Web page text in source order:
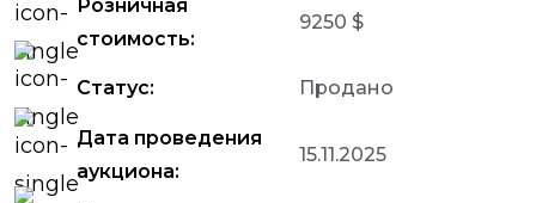
Розничная
стоимость:
9250 $
Статус: Продано
Дата проведения
аукциона:
15.11.2025